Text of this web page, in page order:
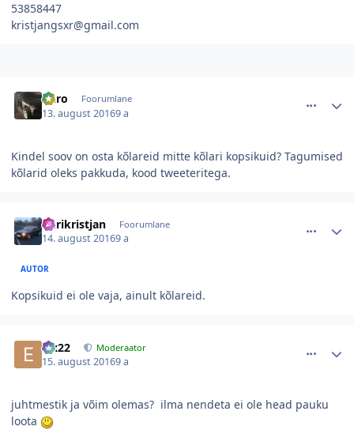
53858447
kristjangsxr@gmail.com
Aaro Foorumlane
13. august 20169 a
Kindel soov on osta kõlareid mitte kõlari kopsikuid? Tagumised
kõlarid oleks pakkuda, kood tweeteritega.
kurikristjan Foorumlane
14. august 20169 a
AUTOR
Kopsikuid ei ole vaja, ainult kõlareid.
eix22 Moderaator
15. august 20169 a
juhtmestik ja võim olemas? ilma nendeta ei ole head pauku
loota